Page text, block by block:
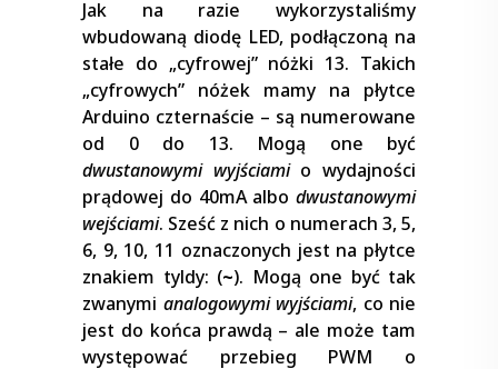
Jak na razie wykorzystaliśmy
wbudowaną diodę LED, podłączoną na
stałe do „cyfrowej” nóżki 13. Takich
„cyfrowych” nóżek mamy na płytce
Arduino czternaście – są numerowane
od 0 do 13. Mogą one być
dwustanowymi wyjściamio wydajności
prądowej do 40mA albo dwustanowymi
wejściami. Sześć z nich o numerach 3, 5,
6, 9, 10, 11 oznaczonych jest na płytce
znakiem tyldy: (~). Mogą one być tak
zwanymi analogowymi wyjściami, co nie
jest do końca prawdą – ale może tam
występować przebieg PWM o